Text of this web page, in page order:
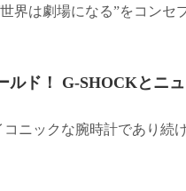
界は劇場になる”をコンセ
ルド！ G-SHOCKとニ
ニックな腕時計であり続